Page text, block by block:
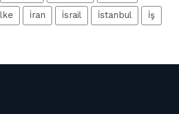
İran İsrail İstanbul İş